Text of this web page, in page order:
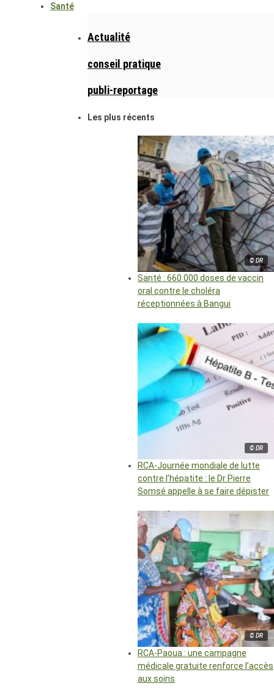
Santé
Actualité
conseil pratique
publi-reportage
Les plus récents
© DR
Santé : 660 000 doses de vaccin
oral contre le choléra
réceptionnées à Bangui
© DR
RCA-Journée mondiale de lutte
contre l’hépatite : le Dr Pierre
Somsé appelle à se faire dépister
© DR
RCA-Paoua : une campagne
médicale gratuite renforce l’accès
aux soins